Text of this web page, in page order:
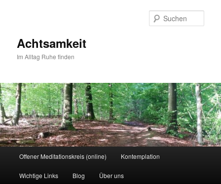
Achtsamkeit
Im Alltag Ruhe finden
Offener Meditationskreis (online) Kontemplation
Wichtige Links Blog Über uns